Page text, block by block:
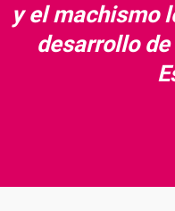
y el machismo
desarrollo